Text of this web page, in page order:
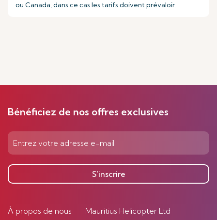
ou Canada, dans ce cas les tarifs doivent prévaloir.
Bénéficiez de nos offres exclusives
S’inscrire
À propos de nous
Mauritius Helicopter Ltd